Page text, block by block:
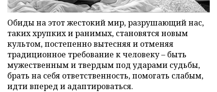
Обиды на этот жестокий мир, разрушающий нас,
таких хрупких и ранимых, становятся новым
культом, постепенно вытесняя и отменяя
традиционное требование к человеку – быть
мужественным и твердым под ударами судьбы,
брать на себя ответственность, помогать слабым,
идти вперед и адаптироваться.